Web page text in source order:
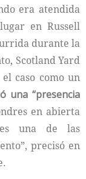
era atendida
en Russell
durante la
Scotland Yard
caso como un
una “presencia
en abierta
una de las
precisó en